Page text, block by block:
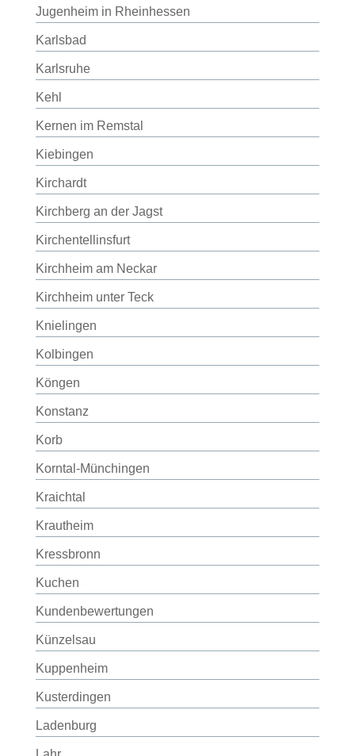
Jugenheim in Rheinhessen
Karlsbad
Karlsruhe
Kehl
Kernen im Remstal
Kiebingen
Kirchardt
Kirchberg an der Jagst
Kirchentellinsfurt
Kirchheim am Neckar
Kirchheim unter Teck
Knielingen
Kolbingen
Köngen
Konstanz
Korb
Korntal-Münchingen
Kraichtal
Krautheim
Kressbronn
Kuchen
Kundenbewertungen
Künzelsau
Kuppenheim
Kusterdingen
Ladenburg